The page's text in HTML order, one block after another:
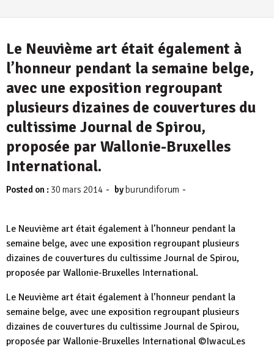
Le Neuvième art était également à
l’honneur pendant la semaine belge,
avec une exposition regroupant
plusieurs dizaines de couvertures du
cultissime Journal de Spirou,
proposée par Wallonie-Bruxelles
International.
Posted on : 30 mars 2014 - by burundiforum -
Le Neuvième art était également à l’honneur pendant la
semaine belge, avec une exposition regroupant plusieurs
dizaines de couvertures du cultissime Journal de Spirou,
proposée par Wallonie-Bruxelles International.
Le Neuvième art était également à l’honneur pendant la
semaine belge, avec une exposition regroupant plusieurs
dizaines de couvertures du cultissime Journal de Spirou,
proposée par Wallonie-Bruxelles International ©IwacuLes